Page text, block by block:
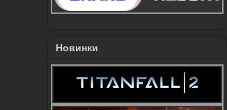
Новинки